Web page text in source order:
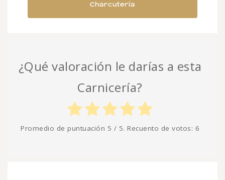
Charcutería
¿Qué valoración le darías a esta
Carnicería?
Promedio de puntuación 5 / 5. Recuento de votos: 6